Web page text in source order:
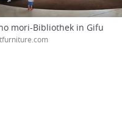
mori-Bibliothek in Gifu